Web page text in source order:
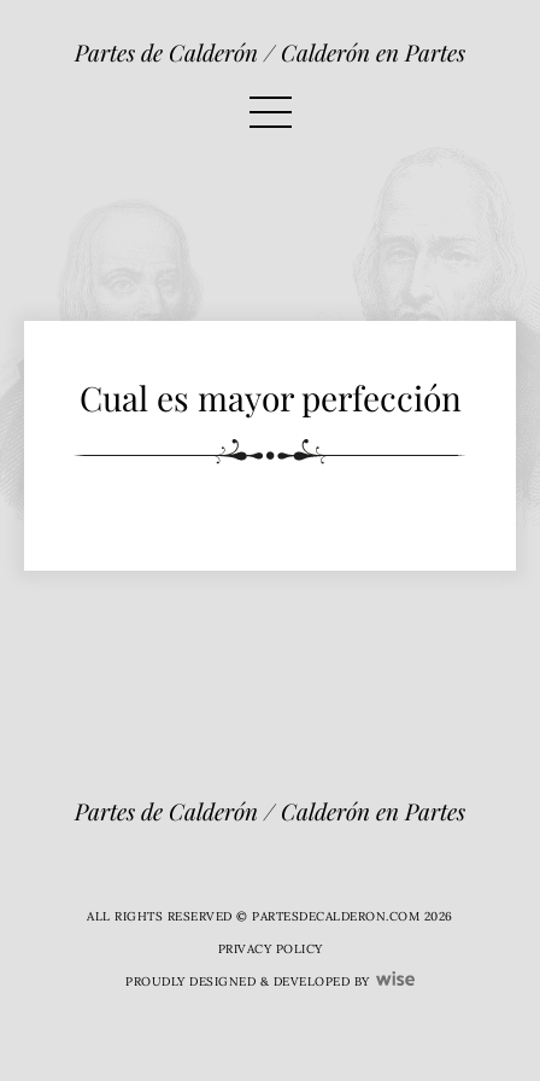
Partes de Calderón / Calderón en Partes
Cual es mayor perfección
Partes de Calderón / Calderón en Partes
ALL RIGHTS RESERVED © PARTESDECALDERON.COM 2026
PRIVACY POLICY
PROUDLY DESIGNED & DEVELOPED BY